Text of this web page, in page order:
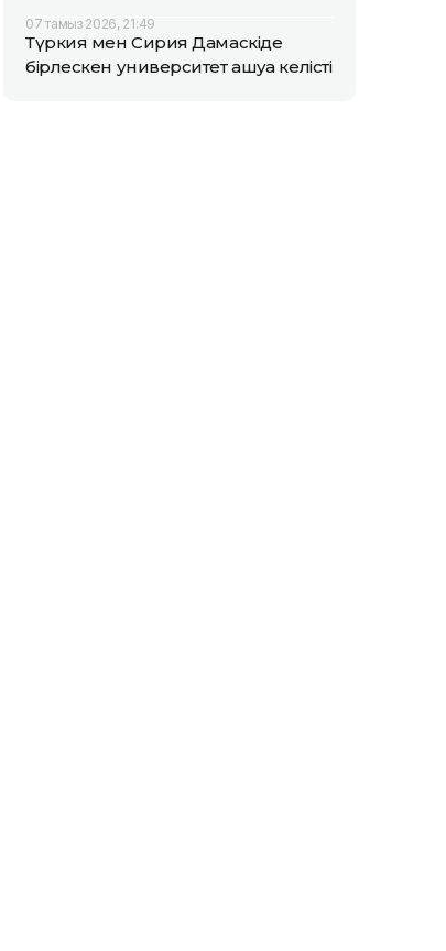
07 тамыз 2026, 21:49
Түркия мен Сирия Дамаскіде
бірлескен университет ашуға келісті